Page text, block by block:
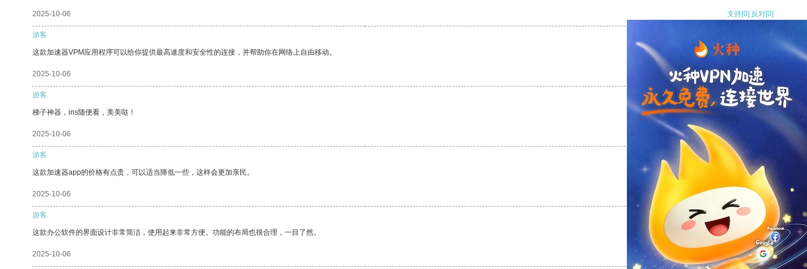
2025-10-06 支持[0] 反对[0]
游客
这款加速器VPM应用程序可以给你提供最高速度和安全性的连接，并帮助你在网络上自由移动。
2025-10-06 支持[0] 反对
游客
梯子神器，ins随便看，美美哒！
2025-10-06 支持
游客
这款加速器app的价格有点贵，可以适当降低一些，这样会更加亲民。
2025-10-06 反对 [0]
游客
这款办公软件的界面设计非常简洁，使用起来非常方便。功能的布局也很合理，一目了然。
2025-10-06 支持[0] 反对[0]